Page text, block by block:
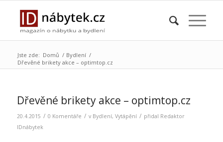
Jste zde: Domů / Bydlení /
Dřevěné brikety akce – optimtop.cz
Dřevěné brikety akce – optimtop.cz
20.4.2015 / 0 Komentáře / v Bydlení, Vytápění / přidal Redaktor
IDnábytek